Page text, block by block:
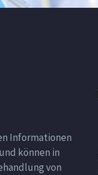
Informationen
können in
von